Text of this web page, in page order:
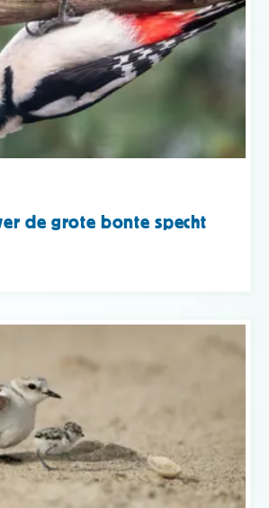
de grote bonte specht